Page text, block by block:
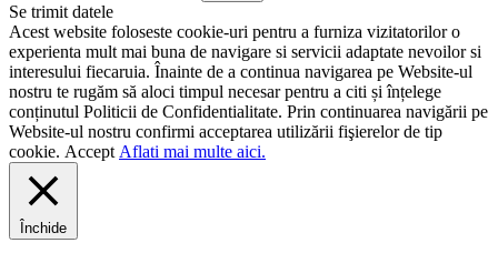
Se trimit datele
Acest website foloseste cookie-uri pentru a furniza vizitatorilor o
experienta mult mai buna de navigare si servicii adaptate nevoilor si
interesului fiecaruia. Înainte de a continua navigarea pe Website-ul
nostru te rugăm să aloci timpul necesar pentru a citi și înțelege
conținutul Politicii de Confidentialitate. Prin continuarea navigării pe
Website-ul nostru confirmi acceptarea utilizării fişierelor de tip
cookie. Accept Aflati mai multe aici.
Închide